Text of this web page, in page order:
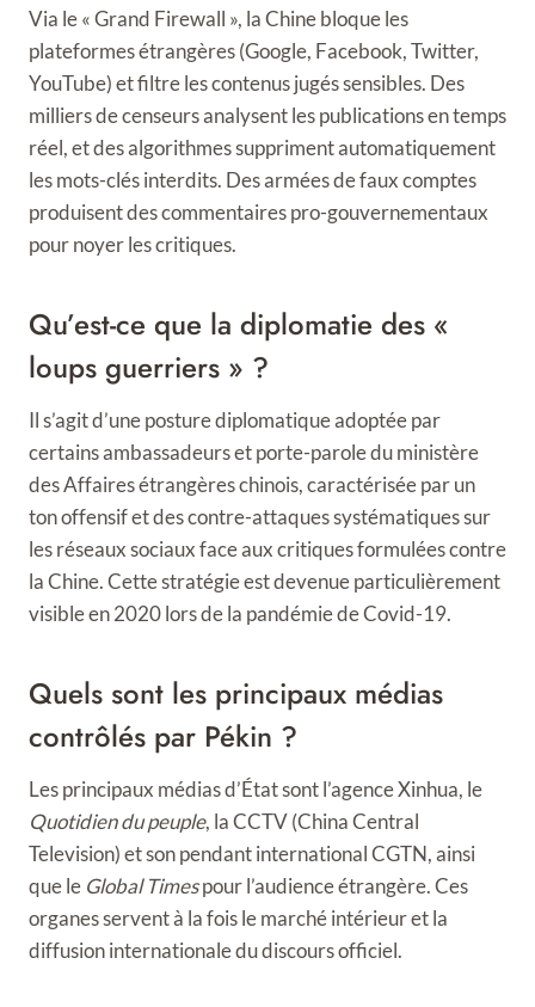
Via le « Grand Firewall », la Chine bloque les
plateformes étrangères (Google, Facebook, Twitter,
YouTube) et filtre les contenus jugés sensibles. Des
milliers de censeurs analysent les publications en temps
réel, et des algorithmes suppriment automatiquement
les mots-clés interdits. Des armées de faux comptes
produisent des commentaires pro-gouvernementaux
pour noyer les critiques.
Qu’est-ce que la diplomatie des «
loups guerriers » ?
Il s’agit d’une posture diplomatique adoptée par
certains ambassadeurs et porte-parole du ministère
des Affaires étrangères chinois, caractérisée par un
ton offensif et des contre-attaques systématiques sur
les réseaux sociaux face aux critiques formulées contre
la Chine. Cette stratégie est devenue particulièrement
visible en 2020 lors de la pandémie de Covid-19.
Quels sont les principaux médias
contrôlés par Pékin ?
Les principaux médias d’État sont l’agence Xinhua, le
Quotidien du peuple, la CCTV (China Central
Television) et son pendant international CGTN, ainsi
que le Global Timespour l’audience étrangère. Ces
organes servent à la fois le marché intérieur et la
diffusion internationale du discours officiel.